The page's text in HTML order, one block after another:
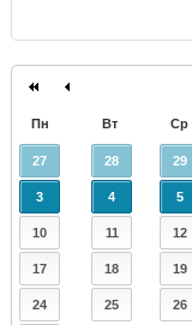
Пн Вт Ср
27 28 29
3 4 5
10 11 12
17 18 19
24 25 26